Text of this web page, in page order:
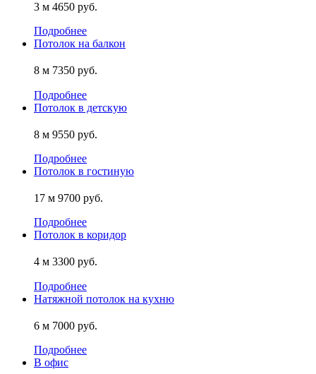
3 м 4650 руб.
Подробнее
Потолок на балкон
8 м 7350 руб.
Подробнее
Потолок в детскую
8 м 9550 руб.
Подробнее
Потолок в гостиную
17 м 9700 руб.
Подробнее
Потолок в коридор
4 м 3300 руб.
Подробнее
Натяжной потолок на кухню
6 м 7000 руб.
Подробнее
В офис